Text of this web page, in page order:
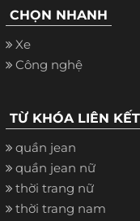
CHỌN NHANH
Xe
Công nghệ
TỪ KHÓA LIÊN KẾT
quần jean
quần jean nữ
thời trang nữ
thời trang nam